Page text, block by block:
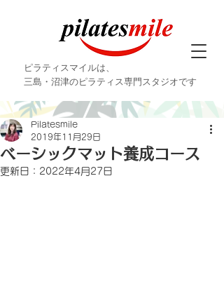
ピラティスマイルは、
三島・沼津のピラティス専門スタジオです
ベーシックマット養成コース
Pilatesmile
2019年11月29日
更新日： 2022年4月27日